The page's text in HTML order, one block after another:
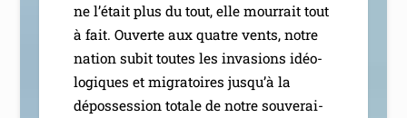
ne l’é­tait plus du tout, elle mour­rait tout
à fait. Ouverte aux quatre vents, notre
nation subit toutes les inva­sions idéo­
lo­giques et migra­toires jus­qu’à la
dépos­ses­sion totale de notre sou­ve­rai­